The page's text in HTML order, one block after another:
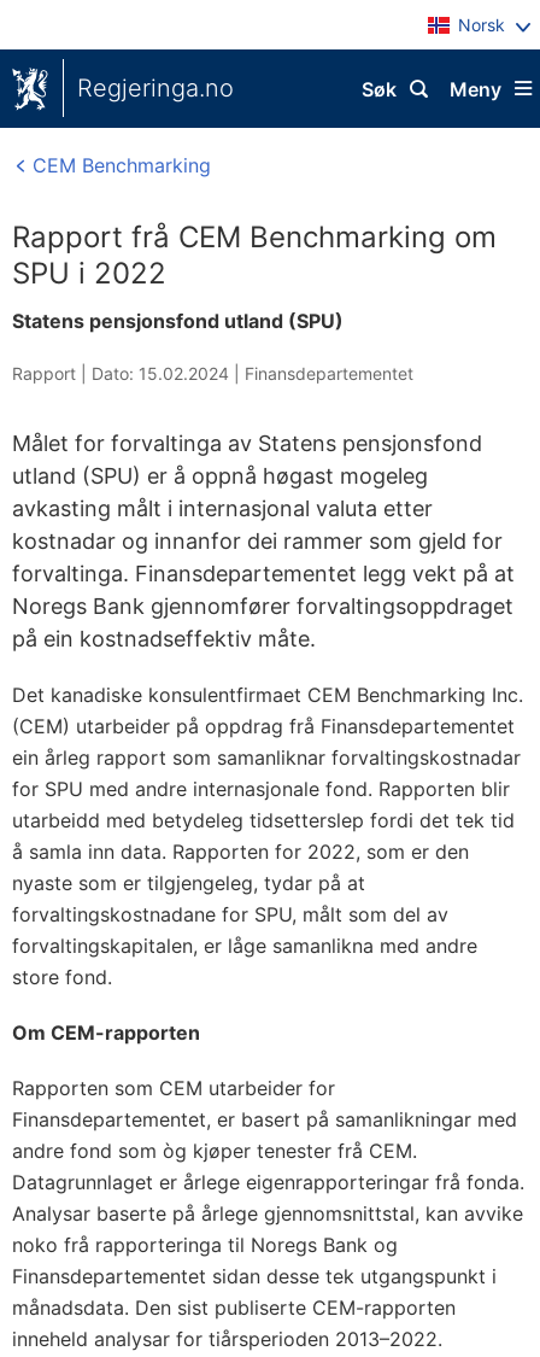
Norsk
Regjeringa.no Meny
Søk
CEM Benchmarking
Rapport frå CEM Benchmarking om
SPU i 2022
Statens pensjonsfond utland (SPU)
Rapport | Dato: 15.02.2024 Finansdepartementet
Målet for forvaltinga av Statens pensjonsfond
utland (SPU) er å oppnå høgast mogeleg
avkasting målt i internasjonal valuta etter
kostnadar og innanfor dei rammer som gjeld for
forvaltinga. Finansdepartementet legg vekt på at
Noregs Bank gjennomfører forvaltingsoppdraget
på ein kostnadseffektiv måte.
Det kanadiske konsulentfirmaet CEM Benchmarking Inc.
(CEM) utarbeider på oppdrag frå Finansdepartementet
ein årleg rapport som samanliknar forvaltingskostnadar
for SPU med andre internasjonale fond. Rapporten blir
utarbeidd med betydeleg tidsetterslep fordi det tek tid
å samla inn data. Rapporten for 2022, som er den
nyaste som er tilgjengeleg, tydar på at
forvaltingskostnadane for SPU, målt som del av
forvaltingskapitalen, er låge samanlikna med andre
store fond.
Om CEM-rapporten
Rapporten som CEM utarbeider for
Finansdepartementet, er basert på samanlikningar med
andre fond som òg kjøper tenester frå CEM.
Datagrunnlaget er årlege eigenrapporteringar frå fonda.
Analysar baserte på årlege gjennomsnittstal, kan avvike
noko frå rapporteringa til Noregs Bank og
Finansdepartementet sidan desse tek utgangspunkt i
månadsdata. Den sist publiserte CEM-rapporten
inneheld analysar for tiårsperioden 2013–2022.